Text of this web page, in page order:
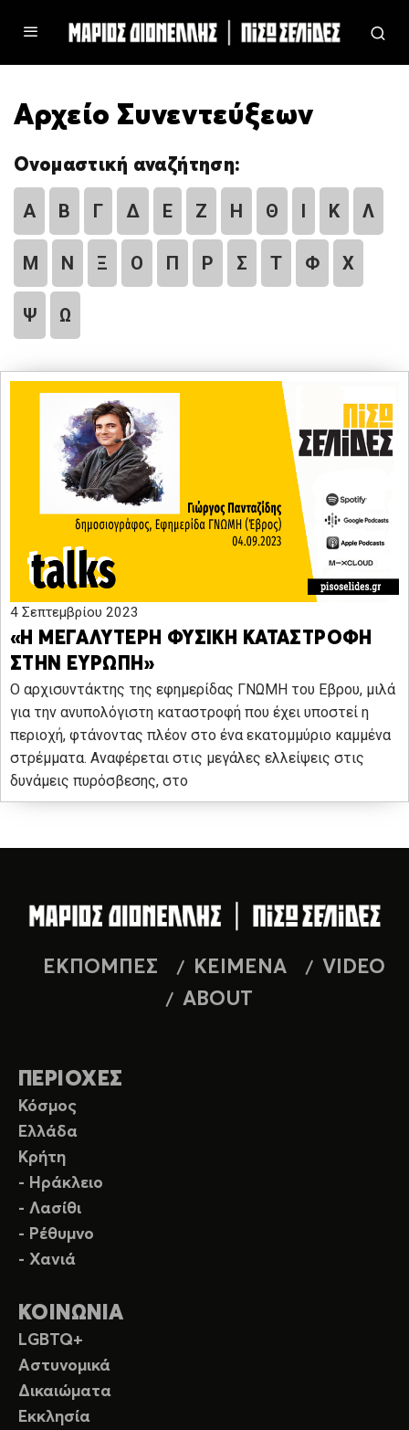
Αρχείο Συνεντεύξεων
Ονομαστική αναζήτηση:
Α Β Γ Δ Ε Ζ Η Θ Ι Κ Λ
Μ Ν Ξ Ο Π Ρ Σ Τ Φ Χ
Ψ Ω
4 Σεπτεμβρίου 2023
«Η ΜΕΓΑΛΥΤΕΡΗ ΦΥΣΙΚΗ ΚΑΤΑΣΤΡΟΦΗ
ΣΤΗΝ ΕΥΡΩΠΗ»
Ο αρχισυντάκτης της εφημερίδας ΓΝΩΜΗ του Εβρου, μιλά
για την ανυπολόγιστη καταστροφή που έχει υποστεί η
περιοχή, φτάνοντας πλέον στο ένα εκατομμύριο καμμένα
στρέμματα. Αναφέρεται στις μεγάλες ελλείψεις στις
δυνάμεις πυρόσβεσης, στο
ΕΚΠΟΜΠΕΣ ΚΕΙΜΕΝΑ
VIDEO
ABOUT
ΠΕΡΙΟΧΕΣ
Κόσμος
Ελλάδα
Κρήτη
- Ηράκλειο
- Λασίθι
- Ρέθυμνο
- Χανιά
ΚΟΙΝΩΝΙΑ
LGBTQ+
Αστυνομικά
Δικαιώματα
Εκκλησία